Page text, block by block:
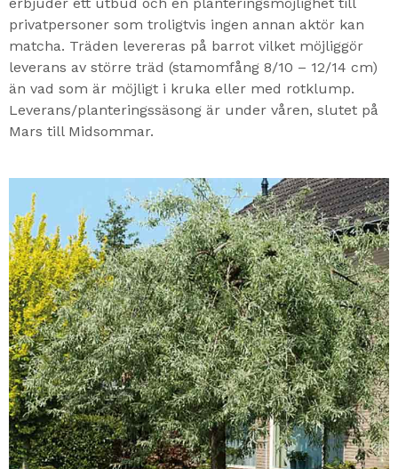
privatpersoner som troligtvis ingen annan aktör kan
matcha. Träden levereras på barrot vilket möjliggör
leverans av större träd (stamomfång 8/10 – 12/14 cm)
än vad som är möjligt i kruka eller med rotklump.
Leverans/planteringssäsong är under våren, slutet på
Mars till Midsommar.